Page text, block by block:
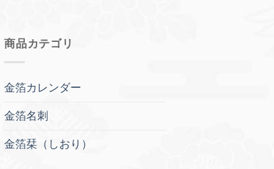
商品カテゴリ
金箔カレンダー
金箔名刺
金箔栞（しおり）